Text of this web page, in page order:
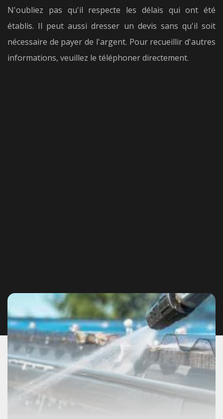
N'oubliez pas qu'il respecte les délais qui ont été
établis. Il peut aussi dresser un devis sans qu'il soit
nécessaire de payer de l'argent. Pour recueillir d'autres
informations, veuillez le téléphoner directement.